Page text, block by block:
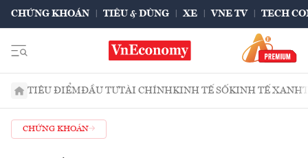
CHỨNG KHOÁN TIÊU & DÙNG XE VNE TV TECH
TIÊU ĐIỂMĐẦU TƯTÀI CHÍNHKINH TẾ SỐKINH TẾ XANH
CHỨNG KHOÁN